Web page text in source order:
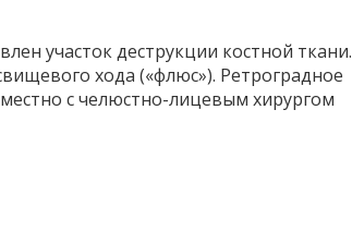
участок деструкции костной ткани.
хода («флюс»). Ретроградное
с челюстно-лицевым хирургом